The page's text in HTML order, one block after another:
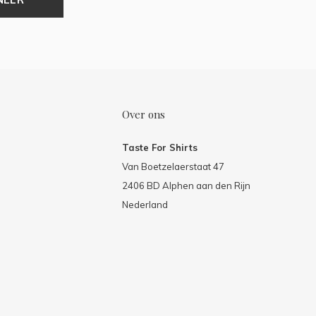
Over ons
Taste For Shirts
Van Boetzelaerstaat 47
2406 BD Alphen aan den Rijn
Nederland